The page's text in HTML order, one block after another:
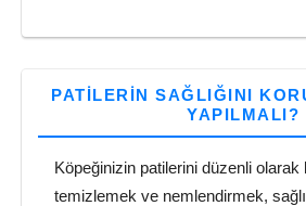
PATILERIN SAĞLIĞINI
YAPILMALI?
Köpeğinizin patilerini düzenli olarak
temizlemek ve nemlendirmek,